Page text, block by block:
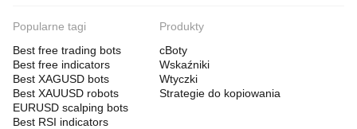
Popularne tagi
Best free trading bots
Best free indicators
Best XAGUSD bots
Best XAUUSD robots
EURUSD scalping bots
Best RSI indicators
Produkty
cBoty
Wskaźniki
Wtyczki
Strategie do kopiowania